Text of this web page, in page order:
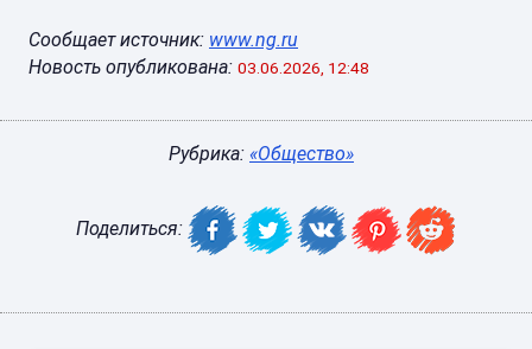
Сообщает источник: www.ng.ru
Новость опубликована: 03.06.2026, 12:48
Рубрика: «Общество»
Поделиться: